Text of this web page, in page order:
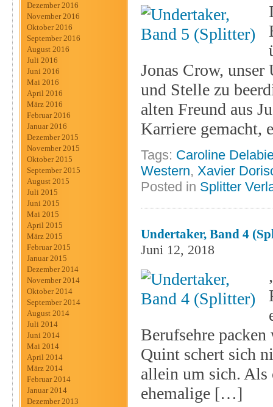
Dezember 2016
November 2016
Oktober 2016
September 2016
August 2016
Juli 2016
Juni 2016
Mai 2016
April 2016
März 2016
Februar 2016
Januar 2016
Dezember 2015
November 2015
Oktober 2015
September 2015
August 2015
Juli 2015
Juni 2015
Mai 2015
April 2015
März 2015
Februar 2015
Januar 2015
Dezember 2014
November 2014
Oktober 2014
September 2014
August 2014
Juli 2014
Juni 2014
Mai 2014
April 2014
März 2014
Februar 2014
Januar 2014
Dezember 2013
Jonas Crow,
und Stelle zu
alten Freund aus
Karriere gemacht,
Tags: Caroline
Western, Xavier
Posted in Splitter
Undertaker, Band 4
Juni 12, 2018
Berufsehre
Quint schert sich
allein um sich. Als
ehemalige […]